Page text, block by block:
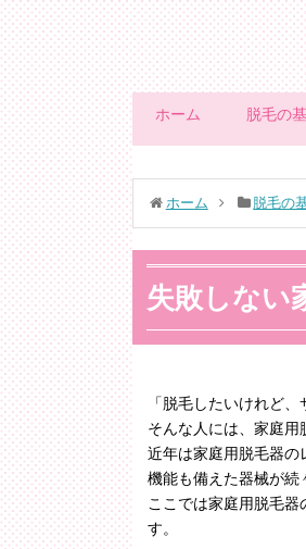
ホーム 脱毛の
ホーム 脱毛の
失敗しない
「脱毛したいけれど
そんな人には、家庭用
近年は家庭用脱毛器の
機能も備えた器械が続
ここでは家庭用脱毛器
す。